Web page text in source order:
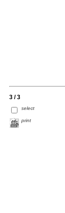
3 / 3
select
print